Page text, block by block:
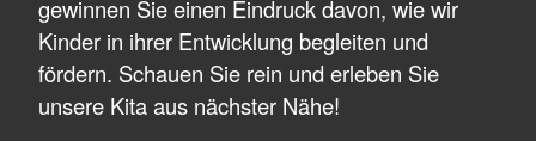
gewinnen Sie einen Eindruck davon, wie wir
Kinder in ihrer Entwicklung begleiten und
fördern. Schauen Sie rein und erleben Sie
unsere Kita aus nächster Nähe!